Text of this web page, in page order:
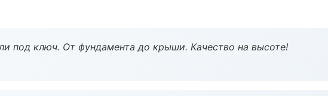
под ключ. От фундамента до крыши. Качество на высоте!